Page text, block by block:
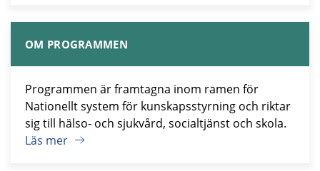
OM PROGRAMMEN
Programmen är framtagna inom ramen för
Nationellt system för kunskapsstyrning och riktar
sig till hälso- och sjukvård, socialtjänst och skola.
Läs mer